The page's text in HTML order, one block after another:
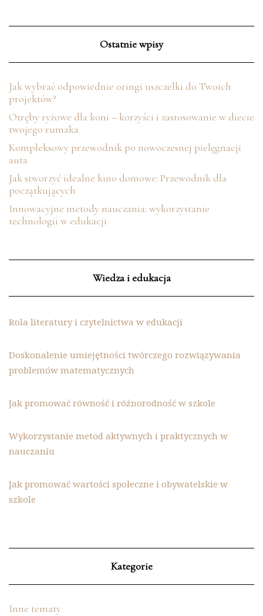
Ostatnie wpisy
Jak wybrać odpowiednie oringi uszczelki do Twoich
projektów?
Otręby ryżowe dla koni – korzyści i zastosowanie w diecie
twojego rumaka
Kompleksowy przewodnik po nowoczesnej pielęgnacji
auta
Jak stworzyć idealne kino domowe: Przewodnik dla
początkujących
Innowacyjne metody nauczania: wykorzystanie
technologii w edukacji
Wiedza i edukacja
Rola literatury i czytelnictwa w edukacji
Doskonalenie umiejętności twórczego rozwiązywania
problemów matematycznych
Jak promować równość i różnorodność w szkole
Wykorzystanie metod aktywnych i praktycznych w
nauczaniu
Jak promować wartości społeczne i obywatelskie w
szkole
Kategorie
Inne tematy